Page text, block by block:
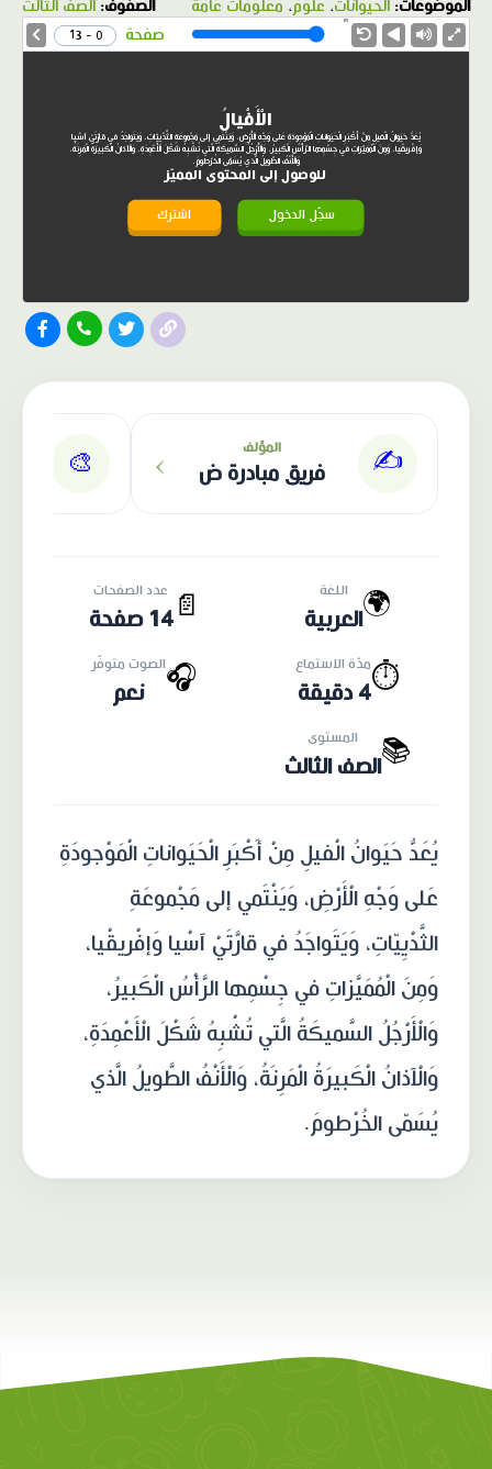
الموضوعات: الحيوانات، علوم، معلومات عامة الصفوف: الصف الثالث
صفحة 0 - 13
الْأَفْيالُ
يُعَدُّ حَيَوانُ الْفيلِ مِنْ أَكْبَرِ الْحَيَواناتِ الْمَوْجودَةِ عَلى وَجْهِ الْأَرْضِ، وَيَنْتَمي إلى مَجْموعَةِ الثَّدْيِيّاتِ، وَيَتَواجَدُ في قارَّتَيْ آسْيا
وَإفْريقْيا، وَمِنَ الْمُمَيَّزاتِ في جِسْمِها الرَّأْسُ الْكَبيرُ، وَالْأَرْجُلُ السَّميكَةُ الَّتي تُشْبِهُ شَكْلَ الْأَعْمِدَةِ، وَالْآذانُ الْكَبيرَةُ الْمَرِنَةُ،
وَالْأَنْفُ الطَّويلُ الَّذي يُسَمّى الخُرْطومَ.
للوصول إلى المحتوى المميّز
سجّل الدخول اشترك
✍️ المؤلف
فريق مبادرة ض ›
🎨
🌍 اللغة
العربية 📄
عدد الصفحات
14 صفحة
⏱️مدّة الاستماع
4 دقيقة
🎧الصوت متوفّر
نعم
📚 المستوى
الصف الثالث
يُعَدُّ حَيَوانُ الْفيلِ مِنْ أَكْبَرِ الْحَيَواناتِ الْمَوْجودَةِ
عَلى وَجْهِ الْأَرْضِ، وَيَنْتَمي إلى مَجْموعَةِ
الثَّدْيِيّاتِ، وَيَتَواجَدُ في قارَّتَيْ آسْيا وَإفْريقْيا،
وَمِنَ الْمُمَيَّزاتِ في جِسْمِها الرَّأْسُ الْكَبيرُ،
وَالْأَرْجُلُ السَّميكَةُ الَّتي تُشْبِهُ شَكْلَ الْأَعْمِدَةِ،
وَالْآذانُ الْكَبيرَةُ الْمَرِنَةُ، وَالْأَنْفُ الطَّويلُ الَّذي
يُسَمّى الخُرْطومَ.